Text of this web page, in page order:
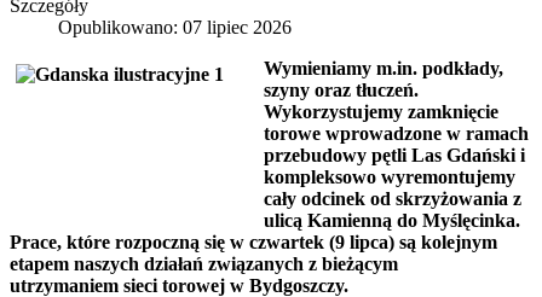
Szczegóły
Opublikowano: 07 lipiec 2026
Wymieniamy m.in. podkłady,
szyny oraz tłuczeń.
Wykorzystujemy zamknięcie
torowe wprowadzone w ramach
przebudowy pętli Las Gdański i
kompleksowo wyremontujemy
cały odcinek od skrzyżowania z
ulicą Kamienną do Myślęcinka.
Prace, które rozpoczną się w czwartek (9 lipca) są kolejnym
etapem naszych działań związanych z bieżącym
utrzymaniem sieci torowej w Bydgoszczy.